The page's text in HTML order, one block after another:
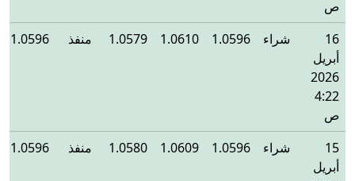
ص
16
أبريل
2026
4:22
ص
شراء 1.0596
1.0610
1.0579 منفذ 1.0596
15
أبريل
شراء 1.0596
1.0609
1.0580 منفذ 1.0596